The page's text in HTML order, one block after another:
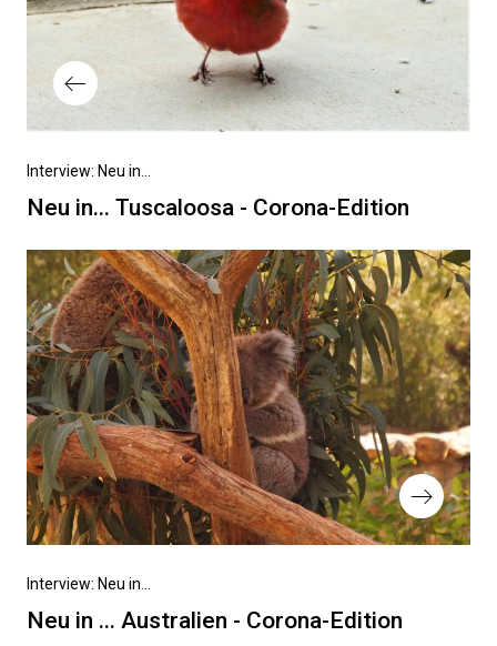
Vorheriger
Beitrag
Interview: Neu in...
Neu in... Tuscaloosa - Corona-Edition
Nächster
Beitrag
Interview: Neu in...
Neu in ... Australien - Corona-Edition